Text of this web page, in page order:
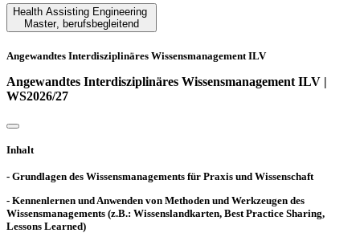
Health Assisting Engineering
Master, berufsbegleitend
Angewandtes Interdisziplinäres Wissensmanagement ILV
Angewandtes Interdisziplinäres Wissensmanagement ILV |
WS2026/27
Inhalt
- Grundlagen des Wissensmanagements für Praxis und Wissenschaft
- Kennenlernen und Anwenden von Methoden und Werkzeugen des
Wissensmanagements (z.B.: Wissenslandkarten, Best Practice Sharing,
Lessons Learned)